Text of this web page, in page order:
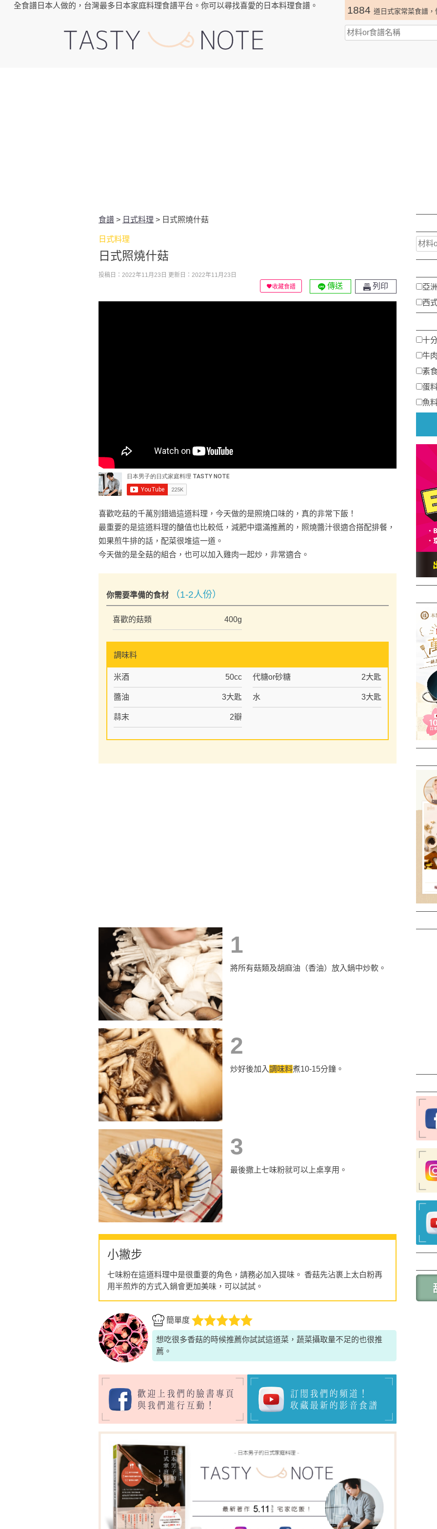
全食譜日本人做的，台灣最多日本家庭料理食譜平台。你可以尋找喜愛的日本料理食譜。 1884 道日式家常菜食譜，
食譜 > 日式料理 > 日式照燒什菇
日式料理
日式照燒什菇
投稿日：2022年11月23日 更新日：2022年11月23日
收藏食譜
傳送 列印
喜歡吃菇的千萬別錯過這道料理，今天做的是照燒口味的，真的非常下飯！
最重要的是這道料理的醣值也比較低，減肥中還滿推薦的，照燒醬汁很適合搭配排餐，
如果煎牛排的話，配菜很堆這一道。
今天做的是全菇的組合，也可以加入雞肉一起炒，非常適合。
你需要準備的食材 （1-2人份）
喜歡的菇類 400g
調味料
米酒 50cc 代糖or砂糖 2大匙
醬油 3大匙 水 3大匙
蒜末 2瓣
1
將所有菇類及胡麻油（香油）放入鍋中炒軟。
2
炒好後加入調味料煮10-15分鐘。
3
最後撒上七味粉就可以上桌享用。
小撇步
七味粉在這道料理中是很重要的角色，請務必加入提味。 香菇先沾裹上太白粉再
用半煎炸的方式入鍋會更加美味，可以試試。
簡單度
想吃很多香菇的時候推薦你試試這道菜，蔬菜攝取量不足的也很推
薦。
亞
西
十
牛
素
蛋
魚